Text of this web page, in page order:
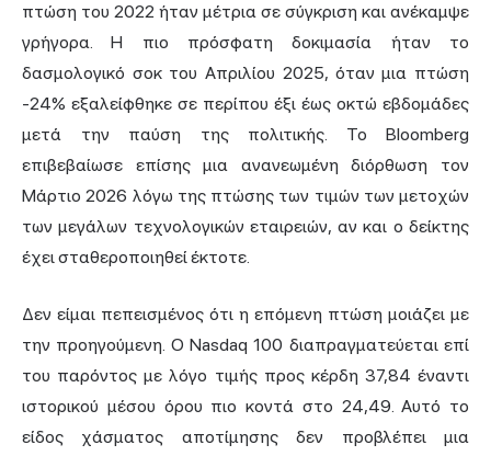
πτώση του 2022 ήταν μέτρια σε σύγκριση και ανέκαμψε
γρήγορα. Η πιο πρόσφατη δοκιμασία ήταν το
δασμολογικό σοκ του Απριλίου 2025, όταν μια πτώση
-24% εξαλείφθηκε σε περίπου έξι έως οκτώ εβδομάδες
μετά την παύση της πολιτικής. Το Bloomberg
επιβεβαίωσε επίσης μια ανανεωμένη διόρθωση τον
Μάρτιο 2026 λόγω της πτώσης των τιμών των μετοχών
των μεγάλων τεχνολογικών εταιρειών, αν και ο δείκτης
έχει σταθεροποιηθεί έκτοτε.
Δεν είμαι πεπεισμένος ότι η επόμενη πτώση μοιάζει με
την προηγούμενη. Ο Nasdaq 100 διαπραγματεύεται επί
του παρόντος με λόγο τιμής προς κέρδη 37,84 έναντι
ιστορικού μέσου όρου πιο κοντά στο 24,49. Αυτό το
είδος χάσματος αποτίμησης δεν προβλέπει μια